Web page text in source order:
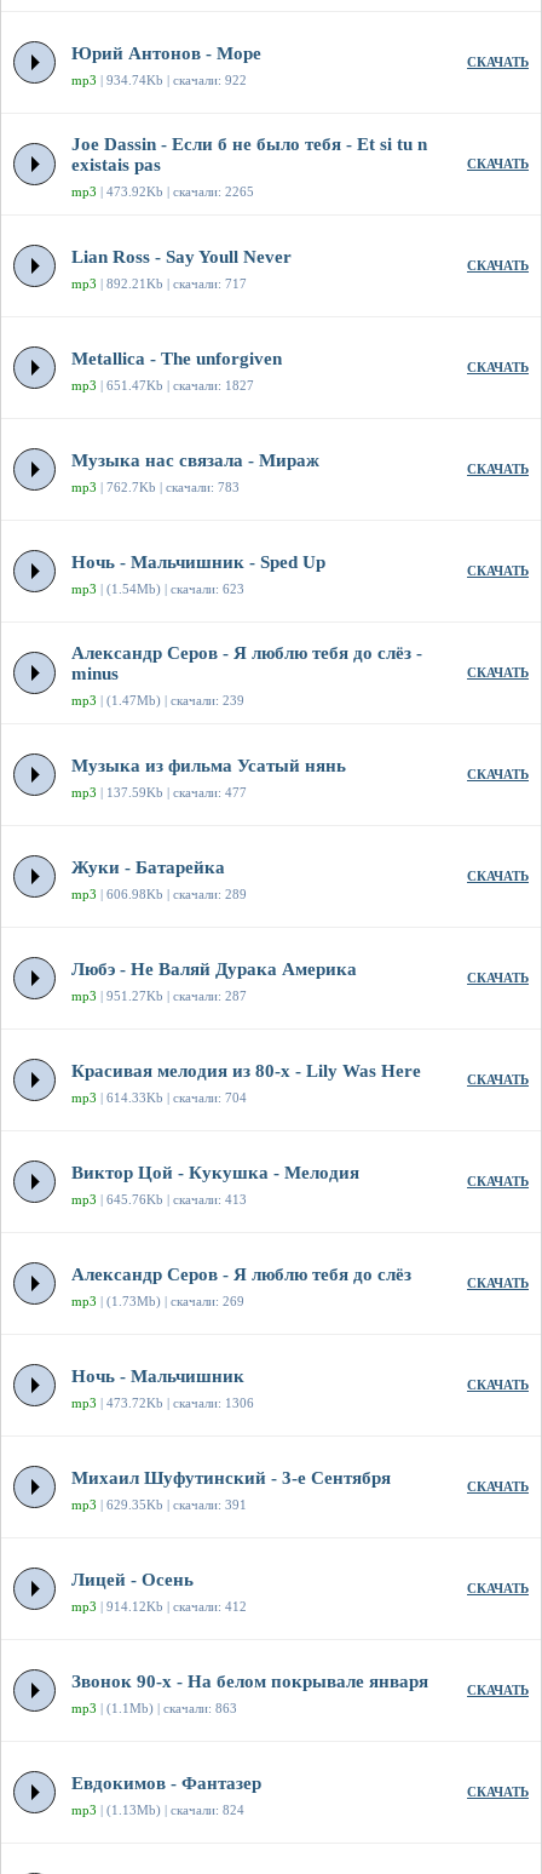
Юрий Антонов - Море
mp3 | 934.74Kb | скачали: 922
СКАЧАТЬ
Joe Dassin - Если б не было тебя - Et si tu n
existais pas
mp3 | 473.92Kb | скачали: 2265
СКАЧАТЬ
Lian Ross - Say Youll Never
mp3 | 892.21Kb | скачали: 717
СКАЧАТЬ
Metallica - The unforgiven
mp3 | 651.47Kb | скачали: 1827
СКАЧАТЬ
Музыка нас связала - Мираж
mp3 | 762.7Kb | скачали: 783
СКАЧАТЬ
Ночь - Мальчишник - Sped Up
mp3 | (1.54Mb) | скачали: 623
СКАЧАТЬ
Александр Серов - Я люблю тебя до слёз -
minus
mp3 | (1.47Mb) | скачали: 239
СКАЧАТЬ
Музыка из фильма Усатый нянь
mp3 | 137.59Kb | скачали: 477
СКАЧАТЬ
Жуки - Батарейка
mp3 | 606.98Kb | скачали: 289
СКАЧАТЬ
Любэ - Не Валяй Дурака Америка
mp3 | 951.27Kb | скачали: 287
СКАЧАТЬ
Красивая мелодия из 80-х - Lily Was Here
mp3 | 614.33Kb | скачали: 704
СКАЧАТЬ
Виктор Цой - Кукушка - Мелодия
mp3 | 645.76Kb | скачали: 413
СКАЧАТЬ
Александр Серов - Я люблю тебя до слёз
mp3 | (1.73Mb) | скачали: 269
СКАЧАТЬ
Ночь - Мальчишник
mp3 | 473.72Kb | скачали: 1306
СКАЧАТЬ
Михаил Шуфутинский - 3-е Сентября
mp3 | 629.35Kb | скачали: 391
СКАЧАТЬ
Лицей - Осень
mp3 | 914.12Kb | скачали: 412
СКАЧАТЬ
Звонок 90-х - На белом покрывале января
mp3 | (1.1Mb) | скачали: 863
СКАЧАТЬ
Евдокимов - Фантазер
mp3 | (1.13Mb) | скачали: 824
СКАЧАТЬ